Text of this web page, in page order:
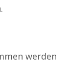
werden